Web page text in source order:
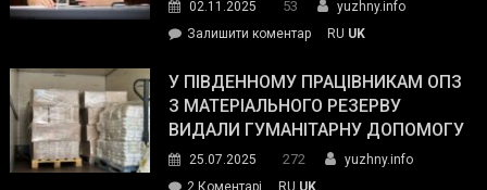
02.11.2025 53
yuzhny.info
Залишити коментарon
завойовує
симпатії
виборців
RU UK
У ПІВДЕННОМУ ПРАЦІВНИКАМ ОПЗ
З МАТЕРІАЛЬНОГО РЕЗЕРВУ
ВИДАЛИ ГУМАНІТАРНУ ДОПОМОГУ
25.07.2025 272
yuzhny.info
2 Коментарі
RU UK